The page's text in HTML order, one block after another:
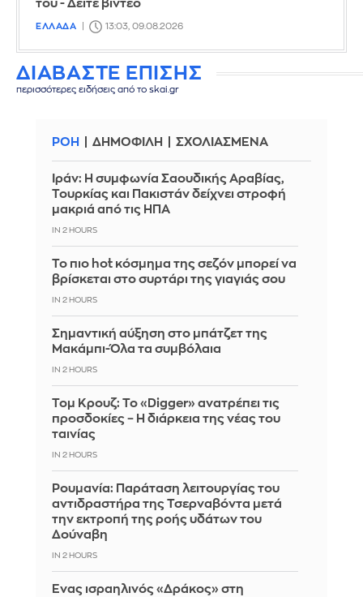
του - Δείτε βίντεο
ΕΛΛΑΔΑ 13:03, 09.08.2026
ΔΙΑΒΑΣΤΕ ΕΠΙΣΗΣ
περισσότερες ειδήσεις από το skai.gr
ΡΟΗ ΔΗΜΟΦΙΛΗ ΣΧΟΛΙΑΣΜΕΝΑ
Ιράν: Η συμφωνία Σαουδικής Αραβίας,
Τουρκίας και Πακιστάν δείχνει στροφή
μακριά από τις ΗΠΑ
IN 2 HOURS
Το πιο hot κόσμημα της σεζόν μπορεί να
βρίσκεται στο συρτάρι της γιαγιάς σου
IN 2 HOURS
Σημαντική αύξηση στο μπάτζετ της
Μακάμπι-Όλα τα συμβόλαια
IN 2 HOURS
Τομ Κρουζ: Το «Digger» ανατρέπει τις
προσδοκίες – Η διάρκεια της νέας του
ταινίας
IN 2 HOURS
Ρουμανία: Παράταση λειτουργίας του
αντιδραστήρα της Τσερναβόντα μετά
την εκτροπή της ροής υδάτων του
Δούναβη
IN 2 HOURS
Ένας ισραηλινός «Δράκος» στη